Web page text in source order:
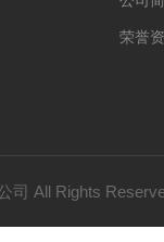
荣誉
司 All Rights